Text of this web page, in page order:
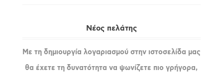
Νέος πελάτης
Με τη δημιουργία λογαριασμού στην ιστοσελίδα μας
θα έχετε τη δυνατότητα να ψωνίζετε πιο γρήγορα,